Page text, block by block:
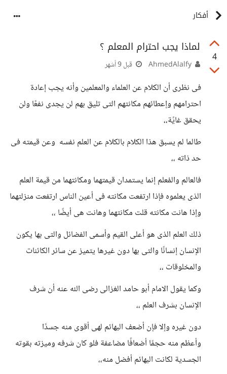
أفكار
4
لماذا يجب احترام المعلم ؟
قبل 9 أشهر
فى نظرى أن الكلام عن العلماء والمعلمين وأنه يجب إعادة
احترامهم وإعطائهم مكانتهم التى تليق بهم لن يجدى نفعًا ولن
يحقق غايًة،،
طالما لم يسبق هذا الكلام بالكلام عن العلم نفسه وعن قيمته فى
حد ذاته ،،
فالعالم والمُعلم إنما يستمدان قيمتهما ومكانتهما من قيمة العلم
الذى يعلموه فإذا ارتفعت مكانته فى أعين الناس ارتفعت منزلتهما
وإذا هانت مكانته قلت مكانتهما وهانت هى أيضًا ،،
ذلك العلم الذى هو أعلى القيم وأسمى الفضائل والتى بها يكون
الإنسان إنسانًا والتى بها دون غيرها يتميز عن سائر الكائنات
والمخلوقات ،،
وكما يقول الامام أبو حامد الغزالى رضى الله عنه أن شرف
الإنسان بشرف العلم ،،
دون غيره وإلا فإن أضعف البهائم لهى أقوى منه جسدًا
وأعظم منه حجمًا أضعافًا مضاعفة فلو كان شرفه وميزته بقوته
الجسدية لكانت البهائم أفضل منه،،